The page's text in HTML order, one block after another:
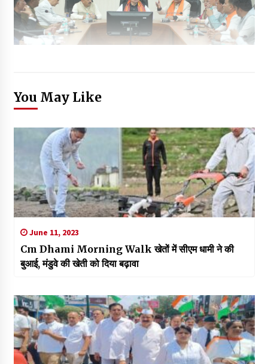
You May Like
June 11, 2023
Cm Dhami Morning Walk खेतों में सीएम धामी ने की
बुआई, मंडुवे की खेती को दिया बढ़ावा